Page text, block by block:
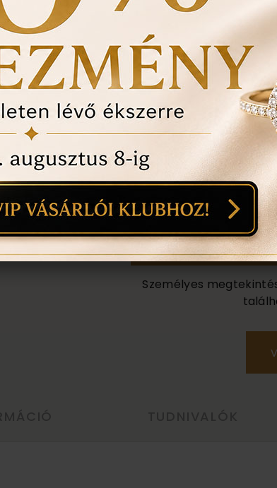
ÉRDEKEL A
Személyes